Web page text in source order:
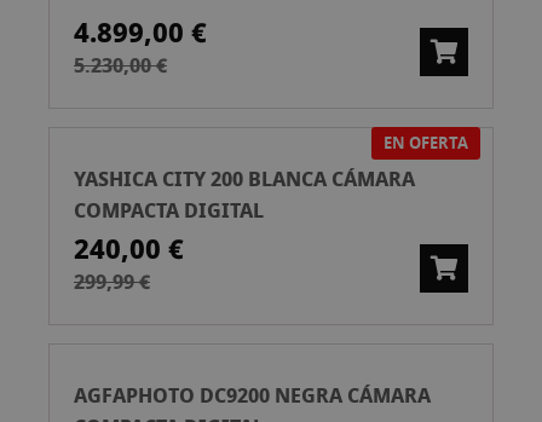
4.899,00 €
5.230,00 €
EN OFERTA
YASHICA CITY 200 BLANCA CÁMARA
COMPACTA DIGITAL
240,00 €
299,99 €
AGFAPHOTO DC9200 NEGRA CÁMARA